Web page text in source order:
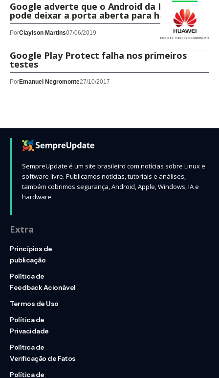
Google adverte que o Android da Huawei
pode deixar a porta aberta para hackers
PorClaylson Martins07/06/2019
Google Play Protect falha nos primeiros
testes
PorEmanuel Negromonte27/10/2017
SempreUpdate é um site brasileiro com notícias sobre Linux e
software livre. Publicamos notícias, tutoriais e análises,
também cobrimos segurança, Android, Apple, Windows, IA e
hardware.
Extra
Princípios de
publicação
Política de
Feedback Acionável
Termos de Uso
Política de
Privacidade
Política de
Verificação de Fatos
Política de